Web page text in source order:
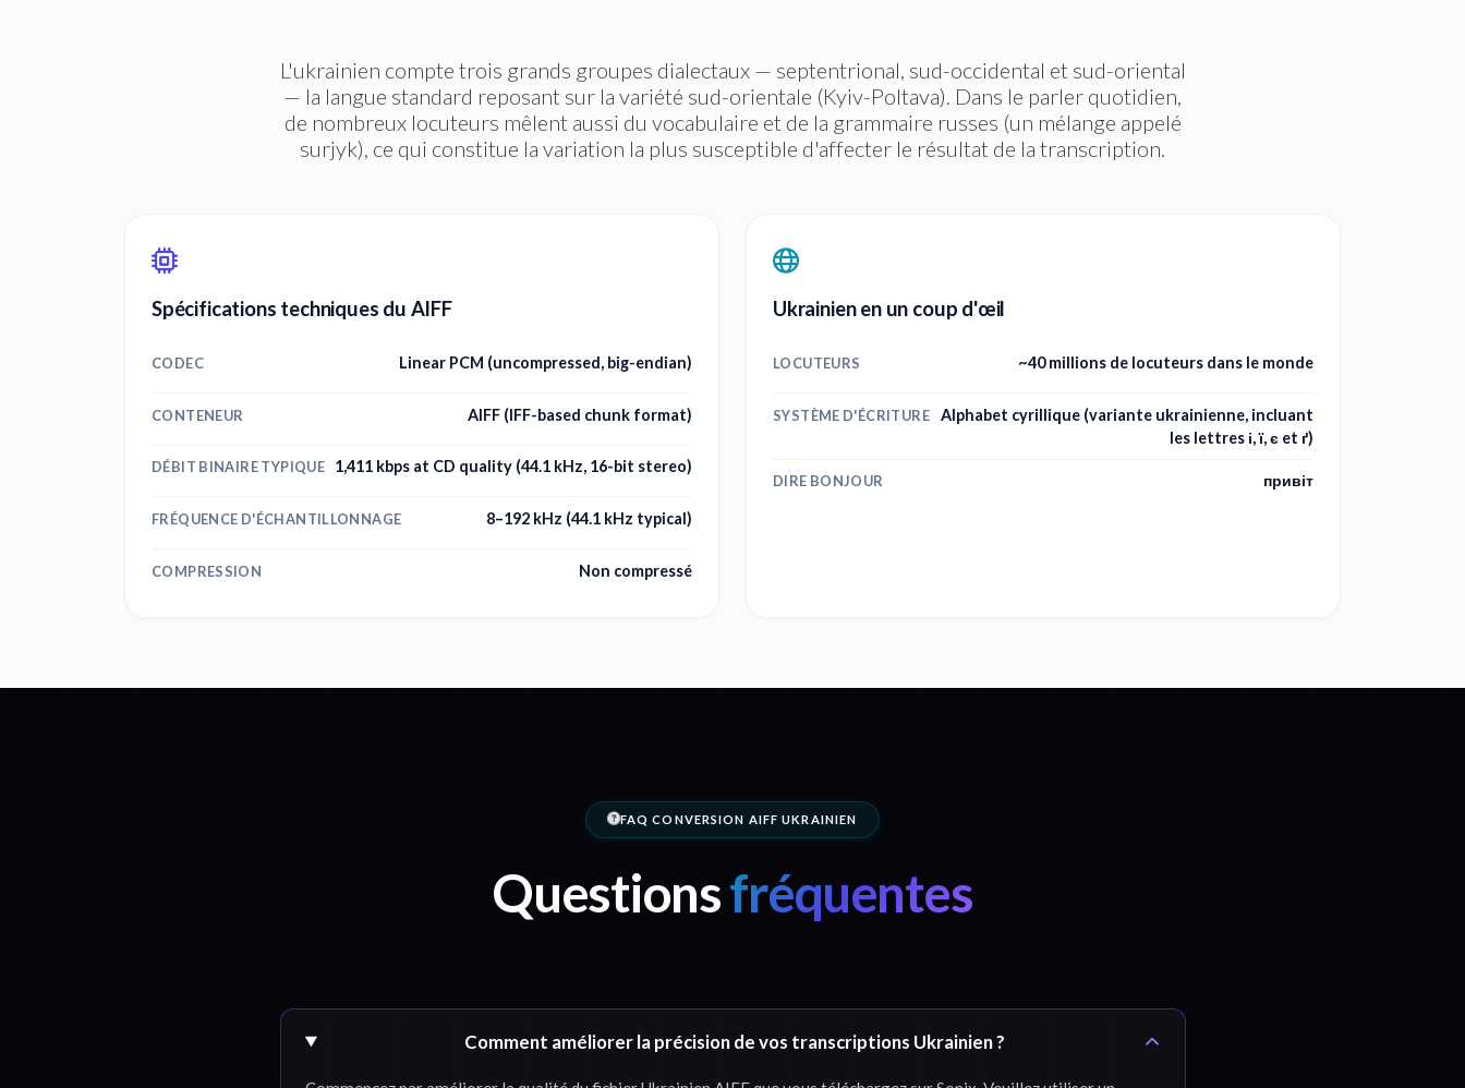
L'ukrainien compte trois grands groupes dialectaux — septentrional, sud-occidental et sud-oriental
— la langue standard reposant sur la variété sud-orientale (Kyiv-Poltava). Dans le parler quotidien,
de nombreux locuteurs mêlent aussi du vocabulaire et de la grammaire russes (un mélange appelé
surjyk), ce qui constitue la variation la plus susceptible d'affecter le résultat de la transcription.
Spécifications techniques du AIFF
CODEC Linear PCM (uncompressed, big-endian)
CONTENEUR AIFF (IFF-based chunk format)
DÉBIT BINAIRE TYPIQUE 1,411 kbps at CD quality (44.1 kHz, 16-bit stereo)
FRÉQUENCE D'ÉCHANTILLONNAGE 8–192 kHz (44.1 kHz typical)
COMPRESSION Non compressé
Ukrainien en un coup d'œil
LOCUTEURS ~40 millions de locuteurs dans le monde
SYSTÈME D'ÉCRITURE
Alphabet cyrillique (variante ukrainienne, incluant
les lettres і, ї, є et ґ)
DIRE BONJOUR привіт
FAQ CONVERSION AIFF UKRAINIEN
Questionsfréquentes
Comment améliorer la précision de vos transcriptions Ukrainien ?